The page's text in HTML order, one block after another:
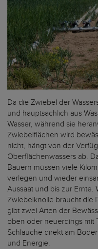
Da die Zwiebel der
und hauptsächlich aus
Wasser, während sie
Zwiebelflächen wird
nicht, hängt von der
Oberflächenwassers ab.
Bauern müssen viele
verlegen und wieder
Aussaat und bis zur
Zwiebelknolle braucht die
gibt zwei Arten der
oben oder neuerdings mit
Schläuche direkt am
und Energie.